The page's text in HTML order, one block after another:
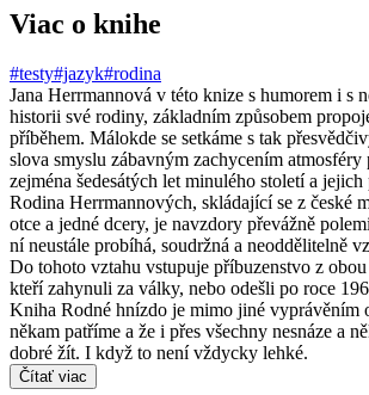
Viac o knihe
#testy#jazyk#rodina
Jana Herrmannová v této knize s humorem i s
historii své rodiny, základním způsobem
příběhem. Málokde se setkáme s tak
slova smyslu zábavným zachycením atmosféry
zejména šedesátých let minulého století a
Rodina Herrmannových, skládající se z české
otce a jedné dcery, je navzdory převážně
ní neustále probíhá, soudržná a neoddělitelně
Do tohoto vztahu vstupuje příbuzenstvo z obou
kteří zahynuli za války, nebo odešli po roce
Kniha Rodné hnízdo je mimo jiné vyprávěním
někam patříme a že i přes všechny nesnáze a
dobré žít. I když to není vždycky lehké.
Čítať viac